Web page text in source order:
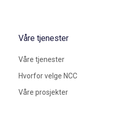
Våre tjenester
Våre tjenester
Hvorfor velge NCC
Våre prosjekter